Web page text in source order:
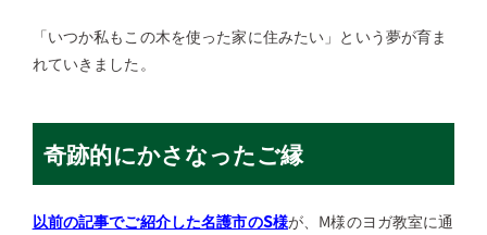
「いつか私もこの木を使った家に住みたい」という夢が育ま
れていきました。
奇跡的にかさなったご縁
以前の記事でご紹介した名護市のS様が、M様のヨガ教室に通